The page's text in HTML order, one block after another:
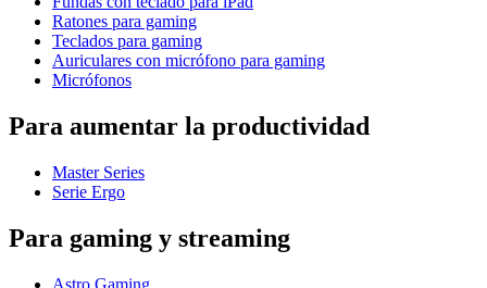
Ratones para gaming
Teclados para gaming
Auriculares con micrófono para gaming
Micrófonos
Para aumentar la productividad
Master Series
Serie Ergo
Para gaming y streaming
Astro Gaming